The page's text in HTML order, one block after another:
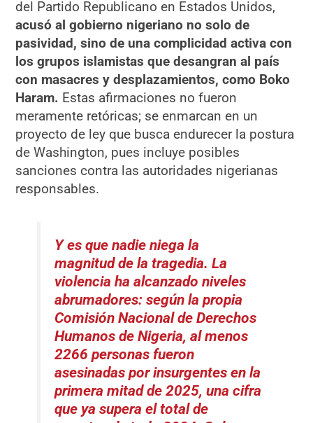
del Partido Republicano en Estados Unidos,
acusó al gobierno nigeriano no solo de
pasividad, sino de una complicidad activa con
los grupos islamistas que desangran al país
con masacres y desplazamientos, como Boko
Haram. Estas afirmaciones no fueron
meramente retóricas; se enmarcan en un
proyecto de ley que busca endurecer la postura
de Washington, pues incluye posibles
sanciones contra las autoridades nigerianas
responsables.
Y es que nadie niega la
magnitud de la tragedia. La
violencia ha alcanzado niveles
abrumadores: según la propia
Comisión Nacional de Derechos
Humanos de Nigeria, al menos
2266 personas fueron
asesinadas por insurgentes en la
primera mitad de 2025, una cifra
que ya supera el total de